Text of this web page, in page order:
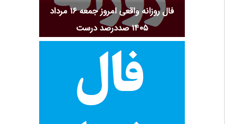
فال روزانه واقعی امروز جمعه ۱۶ مرداد
۱۴۰۵ صددرصد درست